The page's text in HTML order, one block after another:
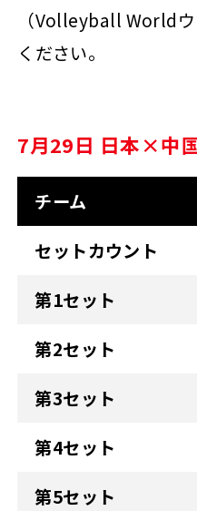
（Volleyball World
ください。
7月29日 日本×中
チーム
セットカウント
第1セット
第2セット
第3セット
第4セット
第5セット